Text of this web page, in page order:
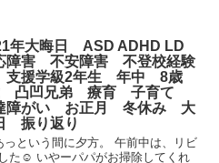
年大晦日 ASD ADHD LD
障害 不安障害 不登校経験
援学級2年生 年中 8歳
凸凹兄弟 療育 子育て
障がい お正月 冬休み 大
振り返り
という間に夕方。 午前中は、リビ
た☺︎ いやーパパがお掃除してくれ